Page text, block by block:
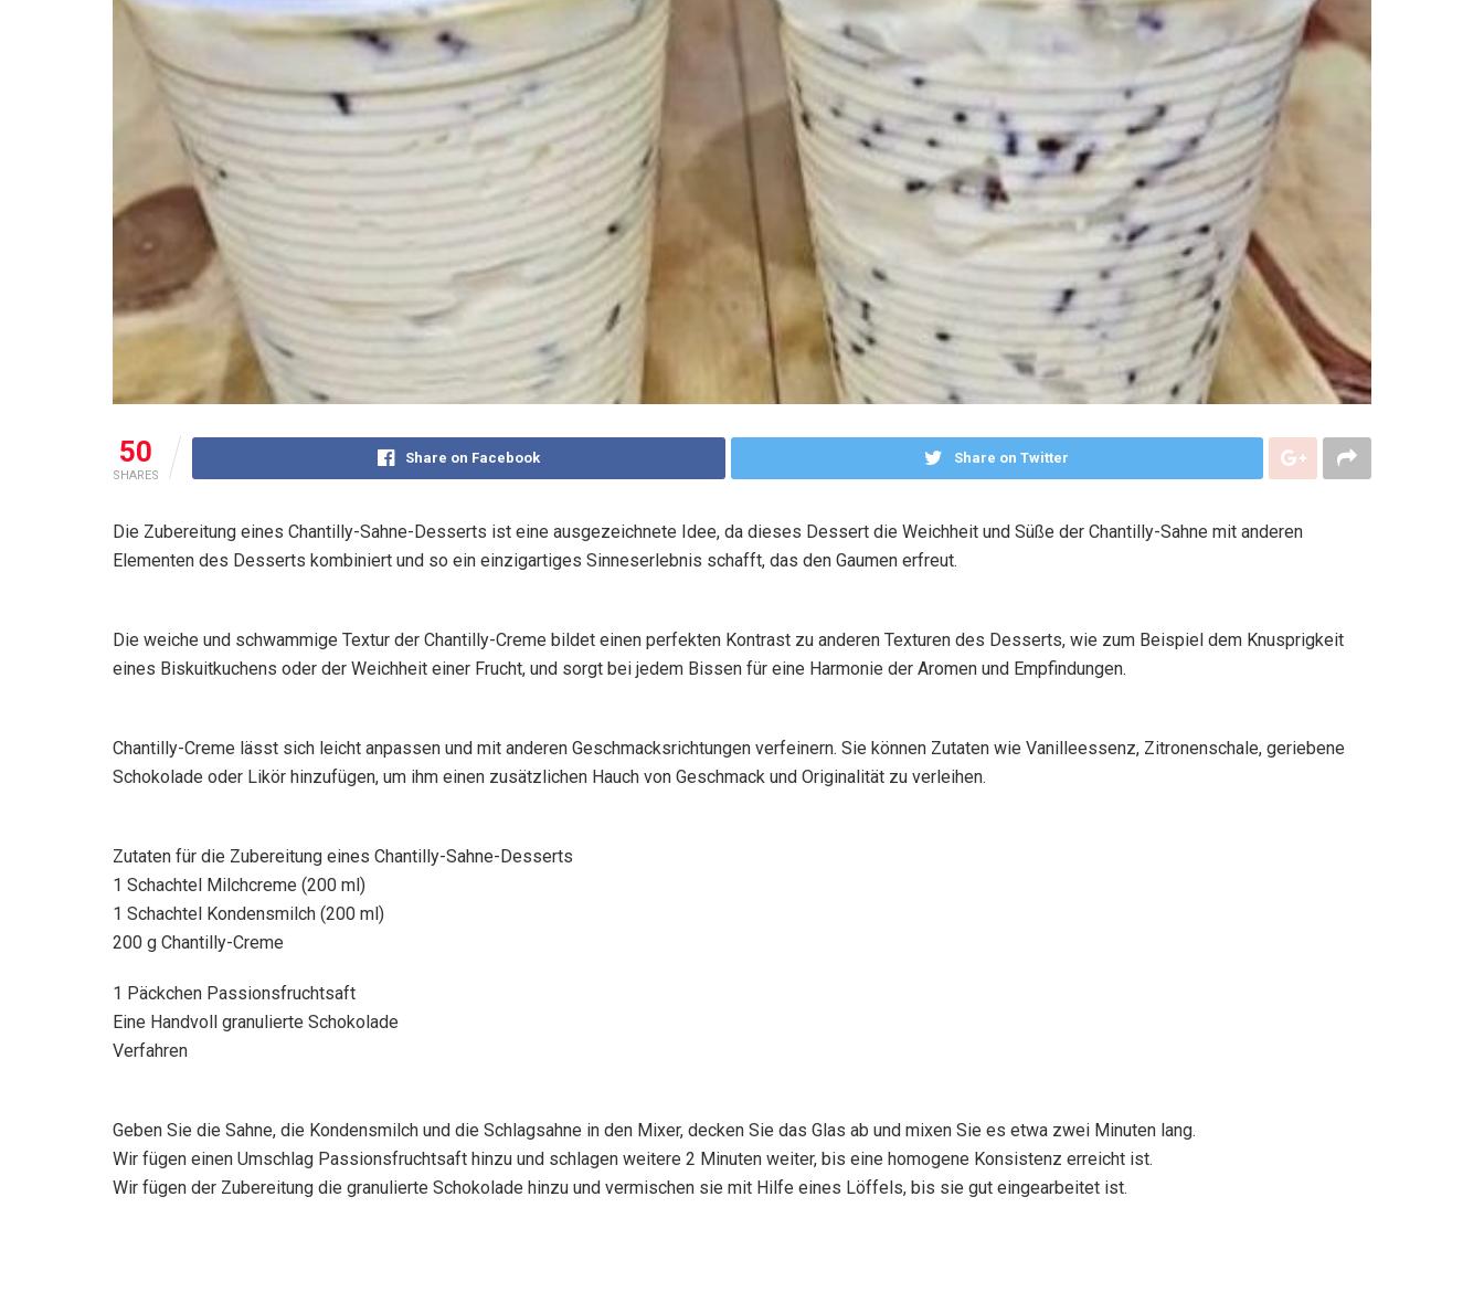
50
SHARES
Share on Facebook Share on Twitter
Die Zubereitung eines Chantilly-Sahne-Desserts ist eine ausgezeichnete Idee, da dieses Dessert die Weichheit und Süße der Chantilly-Sahne mit anderen
Elementen des Desserts kombiniert und so ein einzigartiges Sinneserlebnis schafft, das den Gaumen erfreut.
Die weiche und schwammige Textur der Chantilly-Creme bildet einen perfekten Kontrast zu anderen Texturen des Desserts, wie zum Beispiel dem Knusprigkeit
eines Biskuitkuchens oder der Weichheit einer Frucht, und sorgt bei jedem Bissen für eine Harmonie der Aromen und Empfindungen.
Chantilly-Creme lässt sich leicht anpassen und mit anderen Geschmacksrichtungen verfeinern. Sie können Zutaten wie Vanilleessenz, Zitronenschale, geriebene
Schokolade oder Likör hinzufügen, um ihm einen zusätzlichen Hauch von Geschmack und Originalität zu verleihen.
Zutaten für die Zubereitung eines Chantilly-Sahne-Desserts
1 Schachtel Milchcreme (200 ml)
1 Schachtel Kondensmilch (200 ml)
200 g Chantilly-Creme
1 Päckchen Passionsfruchtsaft
Eine Handvoll granulierte Schokolade
Verfahren
Geben Sie die Sahne, die Kondensmilch und die Schlagsahne in den Mixer, decken Sie das Glas ab und mixen Sie es etwa zwei Minuten lang.
Wir fügen einen Umschlag Passionsfruchtsaft hinzu und schlagen weitere 2 Minuten weiter, bis eine homogene Konsistenz erreicht ist.
Wir fügen der Zubereitung die granulierte Schokolade hinzu und vermischen sie mit Hilfe eines Löffels, bis sie gut eingearbeitet ist.